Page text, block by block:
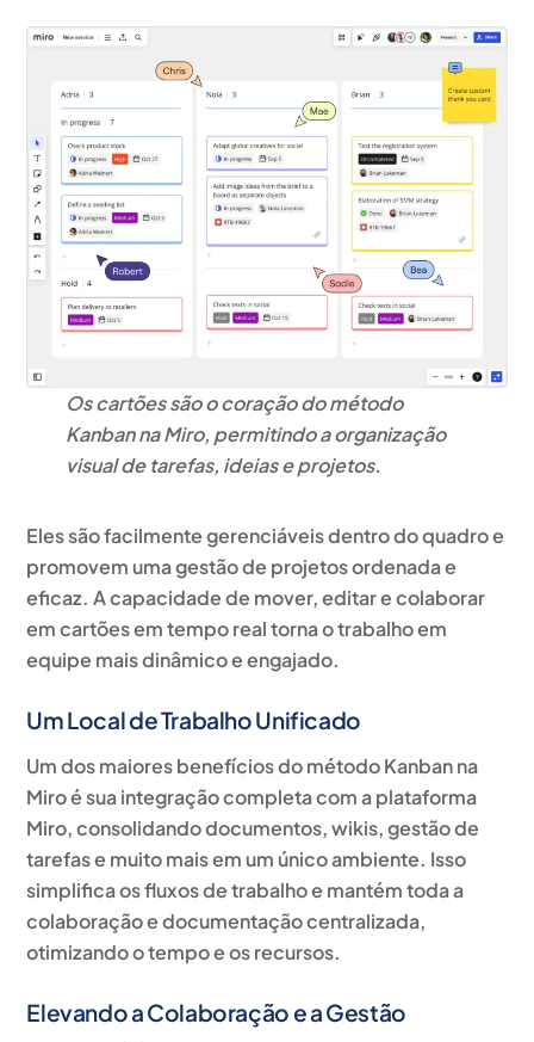
Os cartões são o coração do método
Kanban na Miro, permitindo a organização
visual de tarefas, ideias e projetos.
Eles são facilmente gerenciáveis dentro do quadro e
promovem uma gestão de projetos ordenada e
eficaz. A capacidade de mover, editar e colaborar
em cartões em tempo real torna o trabalho em
equipe mais dinâmico e engajado.
Um Local de Trabalho Unificado
Um dos maiores benefícios do método Kanban na
Miro é sua integração completa com a plataforma
Miro, consolidando documentos, wikis, gestão de
tarefas e muito mais em um único ambiente. Isso
simplifica os fluxos de trabalho e mantém toda a
colaboração e documentação centralizada,
otimizando o tempo e os recursos.
Elevando a Colaboração e a Gestão